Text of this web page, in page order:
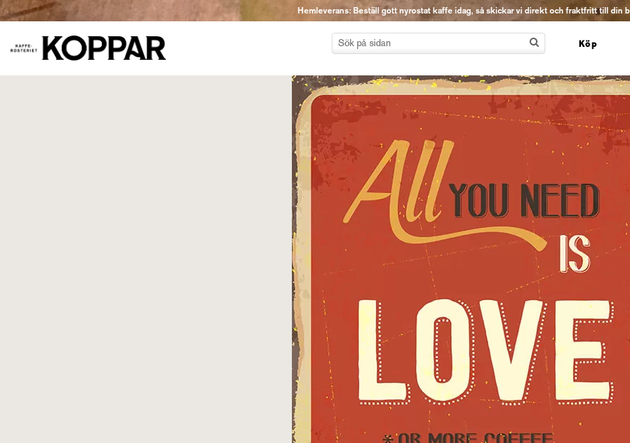
Hemleverans: Beställ gott nyrostat kaffe idag, så skickar vi direkt och fraktfritt till din
Köp